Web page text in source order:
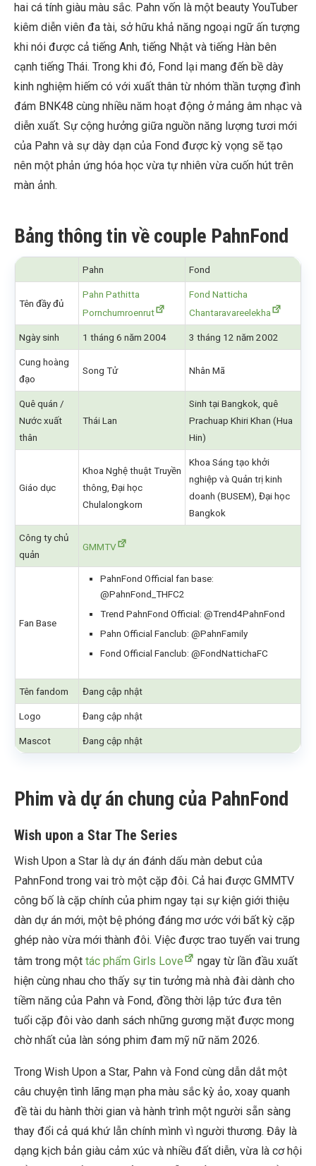
hai cá tính giàu màu sắc. Pahn vốn là một beauty YouTuber
kiêm diễn viên đa tài, sở hữu khả năng ngoại ngữ ấn tượng
khi nói được cả tiếng Anh, tiếng Nhật và tiếng Hàn bên
cạnh tiếng Thái. Trong khi đó, Fond lại mang đến bề dày
kinh nghiệm hiếm có với xuất thân từ nhóm thần tượng đình
đám BNK48 cùng nhiều năm hoạt động ở mảng âm nhạc và
diễn xuất. Sự cộng hưởng giữa nguồn năng lượng tươi mới
của Pahn và sự dày dạn của Fond được kỳ vọng sẽ tạo
nên một phản ứng hóa học vừa tự nhiên vừa cuốn hút trên
màn ảnh.
Bảng thông tin về couple PahnFond
Pahn Fond
Tên đầy đủ
Pahn Pathitta
Pornchumroenrut
Fond Natticha
Chantaravareelekha
Ngày sinh 1 tháng 6 năm 2004 3 tháng 12 năm 2002
Cung hoàng
đạo
Song Tử Nhân Mã
Quê quán /
Nước xuất
thân
Thái Lan
Sinh tại Bangkok, quê
Prachuap Khiri Khan (Hua
Hin)
Giáo dục
Khoa Nghệ thuật Truyền
thông, Đại học
Chulalongkorn
Khoa Sáng tạo khởi
nghiệp và Quản trị kinh
doanh (BUSEM), Đại học
Bangkok
Công ty chủ
quản
GMMTV
Fan Base
PahnFond Official fan base:
@PahnFond_THFC2
Trend PahnFond Official: @Trend4PahnFond
Pahn Official Fanclub: @PahnFamily
Fond Official Fanclub: @FondNattichaFC
Tên fandom Đang cập nhật
Logo Đang cập nhật
Mascot Đang cập nhật
Phim và dự án chung của PahnFond
Wish upon a Star The Series
Wish Upon a Star là dự án đánh dấu màn debut của
PahnFond trong vai trò một cặp đôi. Cả hai được GMMTV
công bố là cặp chính của phim ngay tại sự kiện giới thiệu
dàn dự án mới, một bệ phóng đáng mơ ước với bất kỳ cặp
ghép nào vừa mới thành đôi. Việc được trao tuyến vai trung
tâm trong một tác phẩm Girls Love
ngay từ lần đầu xuất
hiện cùng nhau cho thấy sự tin tưởng mà nhà đài dành cho
tiềm năng của Pahn và Fond, đồng thời lập tức đưa tên
tuổi cặp đôi vào danh sách những gương mặt được mong
chờ nhất của làn sóng phim đam mỹ nữ năm 2026.
Trong Wish Upon a Star, Pahn và Fond cùng dẫn dắt một
câu chuyện tình lãng mạn pha màu sắc kỳ ảo, xoay quanh
đề tài du hành thời gian và hành trình một người sẵn sàng
thay đổi cả quá khứ lẫn chính mình vì người thương. Đây là
dạng kịch bản giàu cảm xúc và nhiều đất diễn, vừa là cơ hội